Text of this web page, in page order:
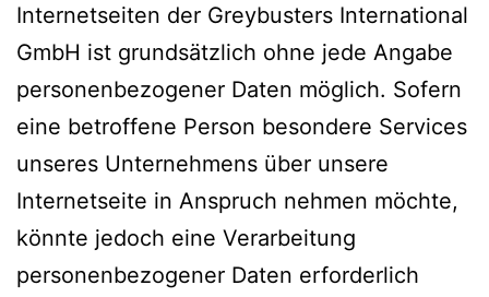
Internetseiten der Greybusters International
GmbH ist grundsätzlich ohne jede Angabe
personenbezogener Daten möglich. Sofern
eine betroffene Person besondere Services
unseres Unternehmens über unsere
Internetseite in Anspruch nehmen möchte,
könnte jedoch eine Verarbeitung
personenbezogener Daten erforderlich